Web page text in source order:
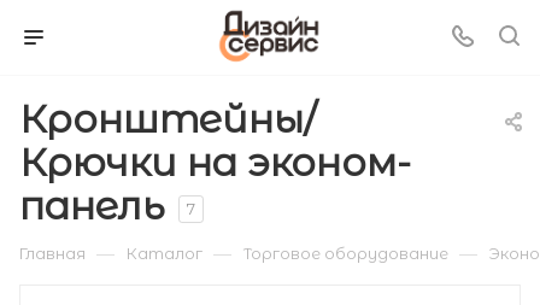
Кронштейны/
Крючки на эконом-
панель
7
Главная — Каталог — Торговое оборудование —